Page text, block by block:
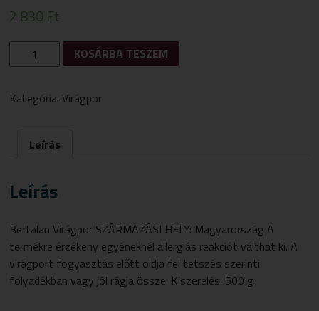
2 830 Ft
VIRÁGPOR
KOSÁRBA TESZEM
Kategória: Virágpor
Leírás
Leírás
Bertalan Virágpor SZÁRMAZÁSI HELY: Magyarország A
termékre érzékeny egyéneknél allergiás reakciót válthat ki. A
virágport fogyasztás előtt oldja fel tetszés szerinti
folyadékban vagy jól rágja össze. Kiszerelés: 500 g